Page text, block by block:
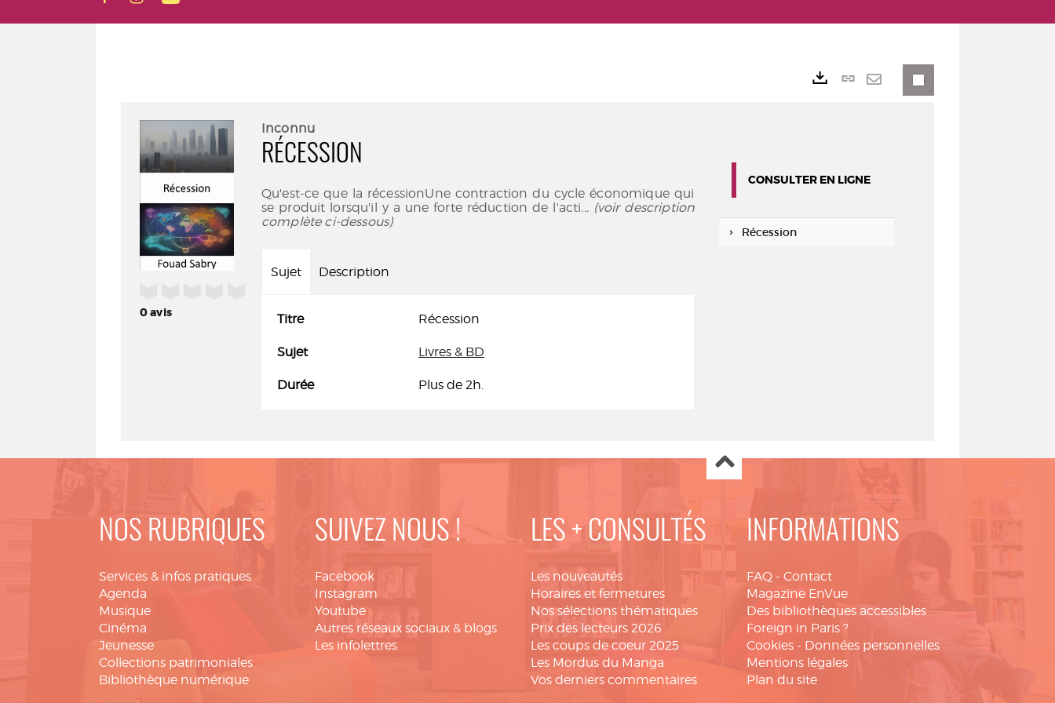
0avis
Inconnu
RÉCESSION
Qu'est-ce que la récessionUne contraction du cycle économique qui
se produit lorsqu'il y a une forte réduction de l'acti... (voir description
complète ci-dessous)
Sujet Description
Titre Récession
Sujet Livres & BD
Durée Plus de 2h.
Lien
CONSULTER EN LIGNE
Récession
NOS RUBRIQUES
Services & infos pratiques
Agenda
Musique
Cinéma
Jeunesse
Collections patrimoniales
Bibliothèque numérique
SUIVEZ NOUS !
Facebook
Instagram
Youtube
Autres réseaux sociaux & blogs
Les infolettres
LES + CONSULTÉS
Les nouveautés
Horaires et fermetures
Nos sélections thématiques
Prix des lecteurs 2026
Les coups de coeur 2025
Les Mordus du Manga
Vos derniers commentaires
INFORMATIONS
FAQ - Contact
Magazine EnVue
Des bibliothèques accessibles
Foreign in Paris ?
Cookies - Données personnelles
Mentions légales
Plan du site